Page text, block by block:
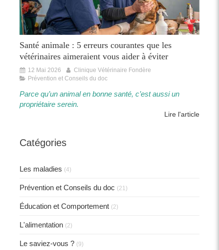
Santé animale : 5 erreurs courantes que les
vétérinaires aimeraient vous aider à éviter
12 Mai 2026
Clinique Vétérinaire Fondère
Prévention et Conseils du doc
Parce qu’un animal en bonne santé, c’est aussi un
propriétaire serein.​​
Lire l'article
Catégories
Les maladies (4)
Prévention et Conseils du doc (21)
Éducation et Comportement (2)
L'alimentation (2)
Le saviez-vous ? (9)